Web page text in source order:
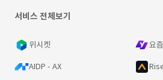
서비스 전체보기
위시켓 요
AIDP - AX